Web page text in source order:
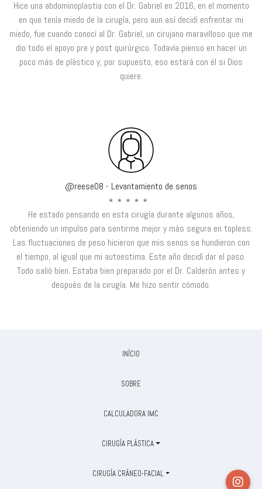
Hice una abdominoplastia con el Dr. Gabriel en 2016, en el momento
en que tenía miedo de la cirugía, pero aun así decidí enfrentar mi
miedo, fue cuando conocí al Dr. Gabriel, un cirujano maravilloso que me
dio todo el apoyo pre y post quirúrgico. Todavía pienso en hacer un
poco más de plástico y, por supuesto, eso estará con él si Dios
quiere.
@reese08 - Levantamiento de senos
He estado pensando en esta cirugía durante algunos años,
obteniendo un impulso para sentirme mejor y más segura en topless.
Las fluctuaciones de peso hicieron que mis senos se hundieron con
el tiempo, al igual que mi autoestima. Este año decidí dar el paso.
Todo salió bien. Estaba bien preparado por el Dr. Calderón antes y
después de la cirugía. Me hizo sentir cómodo.
INÍCIO
SOBRE
CALCULADORA IMC
CIRUGÍA PLÁSTICA
CIRUGÍA CRÁNEO-FACIAL